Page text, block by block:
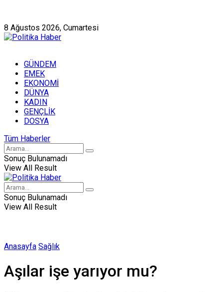
8 Ağustos 2026, Cumartesi
GÜNDEM
EMEK
EKONOMİ
DÜNYA
KADIN
GENÇLİK
DOSYA
Tüm Haberler
Sonuç Bulunamadı
View All Result
Sonuç Bulunamadı
View All Result
Anasayfa Sağlık
Aşılar işe yarıyor mu?